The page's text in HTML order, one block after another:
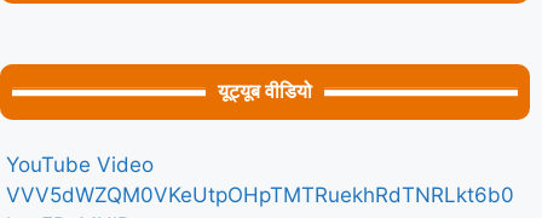
यूट्यूब वीडियो
YouTube Video
VVV5dWZQM0VKeUtpOHpTMTRuekhRdTNRLkt6b0